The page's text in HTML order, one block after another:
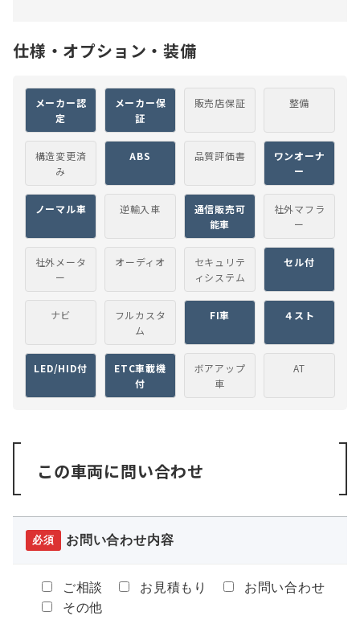
仕様・オプション・装備
メーカー認
定
メーカー保
証
販売店保証 整備
構造変更済
み
ABS 品質評価書
ワンオーナ
ー
ノーマル車 逆輸入車
通信販売可
能車
社外マフラ
ー
社外メータ
ー
オーディオ
セキュリテ
ィシステム
セル付
ナビ
フルカスタ
ム
FI車 ４スト
LED/HID付
ETC車載機
付
ボアアップ
車
AT
この車両に問い合わせ
必須 お問い合わせ内容
ご相談 お見積もり
お問い合わせ
その他